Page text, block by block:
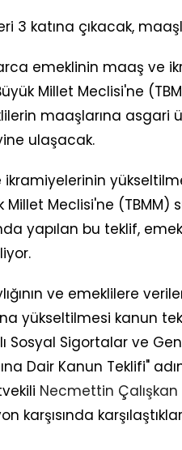
3 katına çıkacak,
emeklinin maaş ve
Millet Meclisi'ne
maaşlarına asgari
ulaşacak.
ikramiyelerinin
Millet Meclisi'ne (TBMM)
yapılan bu teklif,
ve emeklilere
yükseltilmesi kanun
Sosyal Sigortalar ve
Dair Kanun Teklifi"
Necmettin Çalışkan
karşısında